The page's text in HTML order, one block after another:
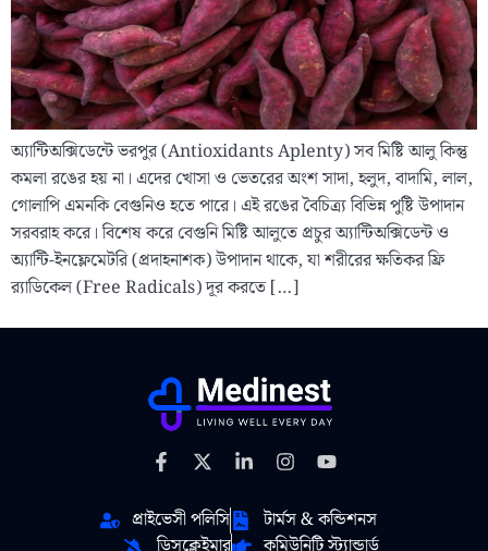
অ্যান্টিঅক্সিডেন্টে ভরপুর (Antioxidants Aplenty) সব মিষ্টি আলু কিন্তু
কমলা রঙের হয় না। এদের খোসা ও ভেতরের অংশ সাদা, হলুদ, বাদামি, লাল,
গোলাপি এমনকি বেগুনিও হতে পারে। এই রঙের বৈচিত্র্য বিভিন্ন পুষ্টি উপাদান
সরবরাহ করে। বিশেষ করে বেগুনি মিষ্টি আলুতে প্রচুর অ্যান্টিঅক্সিডেন্ট ও
অ্যান্টি-ইনফ্লেমেটরি (প্রদাহনাশক) উপাদান থাকে, যা শরীরের ক্ষতিকর ফ্রি
র‍্যাডিকেল (Free Radicals) দূর করতে […]
প্রাইভেসী পলিসি
টার্মস & কন্ডিশনস